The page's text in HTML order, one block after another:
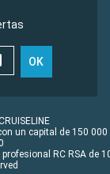
OK
un capital de 150 000
RC RSA de